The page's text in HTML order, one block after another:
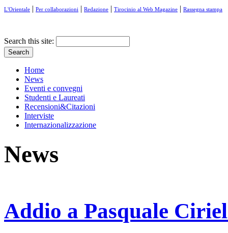
L'Orientale | Per collaborazioni | Redazione | Tirocinio al Web Magazine | Rassegna stampa
Search this site:
Home
News
Eventi e convegni
Studenti e Laureati
Recensioni&Citazioni
Interviste
Internazionalizzazione
News
Addio a Pasquale